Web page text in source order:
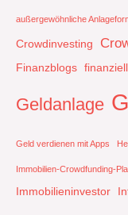
außergewöhnliche
Crowdinvesting
Finanzblogs
Geldanlage
Geld verdienen mit Apps
Immobilien-Crowdfunding-
Immobilieninvestor